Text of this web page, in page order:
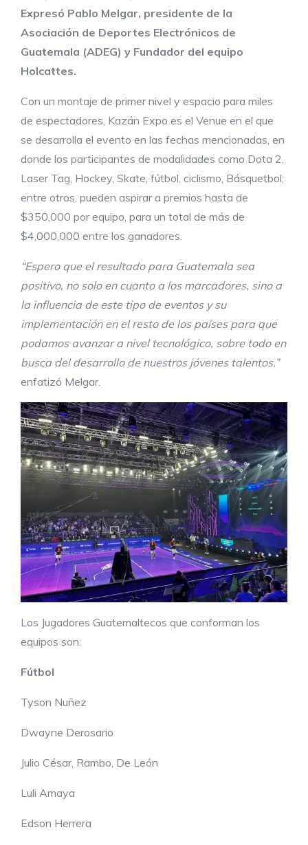
Expresó Pablo Melgar, presidente de la
Asociación de Deportes Electrónicos de
Guatemala (ADEG) y Fundador del equipo
Holcattes.
Con un montaje de primer nivel y espacio para miles
de espectadores, Kazán Expo es el Venue en el que
se desarrolla el evento en las fechas mencionadas, en
donde los participantes de modalidades como Dota 2,
Laser Tag, Hockey, Skate, fútbol, ciclismo, Básquetbol;
entre otros, pueden aspirar a premios hasta de
$350,000 por equipo, para un total de más de
$4,000,000 entre los ganadores.
“Espero que el resultado para Guatemala sea
positivo, no solo en cuanto a los marcadores, sino a
la influencia de este tipo de eventos y su
implementación en el resto de los países para que
podamos avanzar a nivel tecnológico, sobre todo en
busca del desarrollo de nuestros jóvenes talentos.”
enfatizó Melgar.
Los Jugadores Guatemaltecos que conforman los
equipos son:
Fútbol
Tyson Nuñez
Dwayne Derosario
Julio César, Rambo, De León
Luli Amaya
Edson Herrera